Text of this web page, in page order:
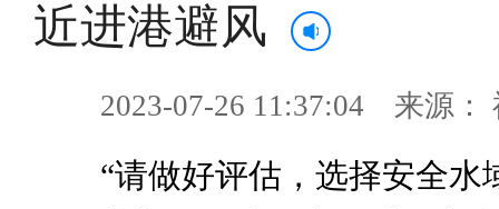
近进港避风
2023-07-26 11:37:04 来源：
“请做好评估，选择安全水